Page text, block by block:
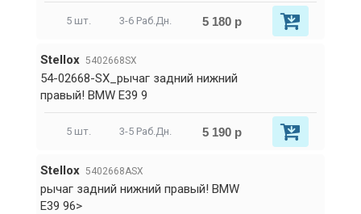
5 шт. 3-6 Раб.Дн. 5 180 р
Stellox 5402668SX
54-02668-SX_рычаг задний нижний
правый! BMW E39 9
5 шт. 3-5 Раб.Дн. 5 190 р
Stellox 5402668ASX
рычаг задний нижний правый! BMW
E39 96>